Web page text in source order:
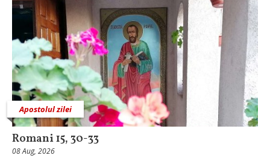
Apostolul zilei
Romani 15, 30-33
08 Aug, 2026